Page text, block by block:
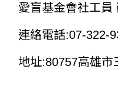
愛盲基金會社工員
連絡電話:07-322-
地址:80757高雄市